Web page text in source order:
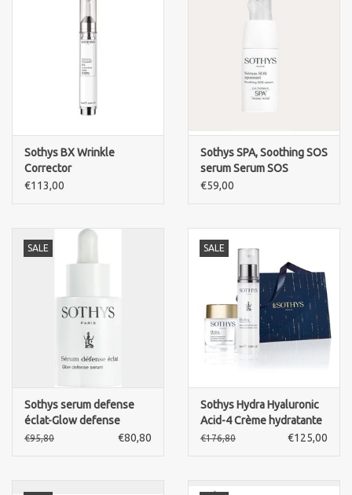
Sothys BX Wrinkle
Corrector
€113,00
Sothys SPA, Soothing SOS
serum Serum SOS
Apaisant
€59,00
SALE
Sothys serum defense
éclat-Glow defense
serum
€95,80 €80,80
SALE
Sothys Hydra Hyaluronic
Acid-4 Crème hydratante
jeunesse Velours -
Intensif hydratant
€176,80 €125,00